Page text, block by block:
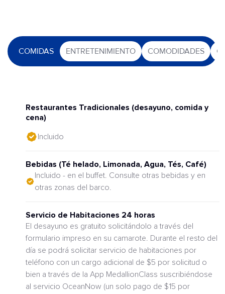
COMIDAS ENTRETENIMIENTO COMODIDADES
Restaurantes Tradicionales (desayuno, comida y
cena)
Incluido
Bebidas (Té helado, Limonada, Agua, Tés, Café)
Incluido - en el buffet. Consulte otras bebidas y en
otras zonas del barco.
Servicio de Habitaciones 24 horas
El desayuno es gratuito solicitándolo a través del
formulario impreso en su camarote. Durante el resto del
día se podrá solicitar servicio de habitaciones por
teléfono con un cargo adicional de $5 por solicitud o
bien a través de la App MedallionClass suscribiéndose
al servicio OceanNow (un solo pago de $15 por